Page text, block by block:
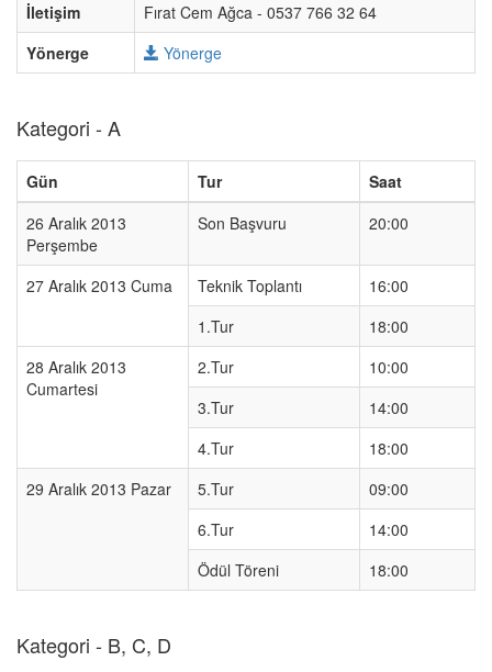
İletişim
Fırat Cem Ağca - 0537 766 32 64
Yönerge
Yönerge
Kategori - A
Gün Tur
Saat
26 Aralık 2013
Perşembe
Son Başvuru 20:00
27 Aralık 2013 Cuma Teknik Toplantı
16:00
1.Tur
18:00
28 Aralık 2013
Cumartesi
2.Tur
10:00
3.Tur
14:00
4.Tur
18:00
29 Aralık 2013 Pazar
5.Tur
09:00
6.Tur
14:00
Ödül Töreni
18:00
Kategori - B, C, D